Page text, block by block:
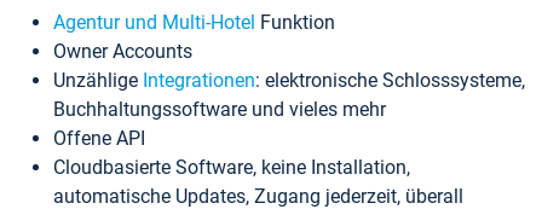
Agentur und Multi-Hotel Funktion
Owner Accounts
Unzählige Integrationen: elektronische Schlosssysteme,
Buchhaltungssoftware und vieles mehr
Offene API
Cloudbasierte Software, keine Installation,
automatische Updates, Zugang jederzeit, überall